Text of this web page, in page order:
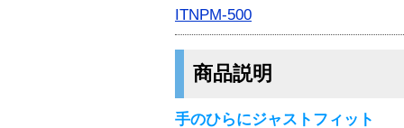
ITNPM-500
商品説明
手のひらにジャストフィット